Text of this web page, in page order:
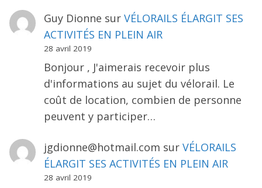
Guy Dionne sur VÉLORAILS ÉLARGIT SES
ACTIVITÉS EN PLEIN AIR
28 avril 2019
Bonjour , J'aimerais recevoir plus
d'informations au sujet du vélorail. Le
coût de location, combien de personne
peuvent y participer…
jgdionne@hotmail.com sur VÉLORAILS
ÉLARGIT SES ACTIVITÉS EN PLEIN AIR
28 avril 2019